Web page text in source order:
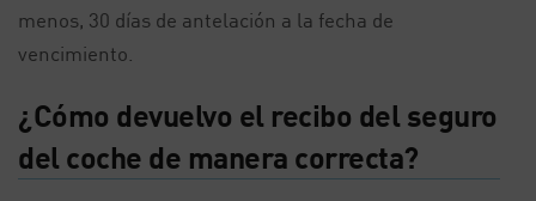
menos, 30 días de antelación a la fecha de
vencimiento.
¿Cómo devuelvo el recibo del seguro
del coche de manera correcta?